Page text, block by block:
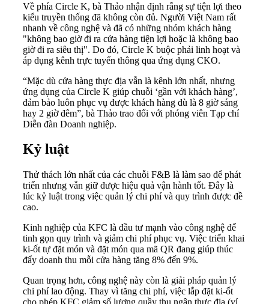
Về phía Circle K, bà Thảo nhận định rằng sự tiện lợi theo
kiểu truyền thống đã không còn đủ. Người Việt Nam rất
nhanh về công nghệ và đã có những nhóm khách hàng
"không bao giờ đi ra cửa hàng tiện lợi hoặc là không bao
giờ đi ra siêu thị". Do đó, Circle K buộc phải linh hoạt và
áp dụng kênh trực tuyến thông qua ứng dụng CKO.
“Mặc dù cửa hàng thực địa vẫn là kênh lớn nhất, nhưng
ứng dụng của Circle K giúp chuỗi ‘gần với khách hàng’,
đảm bảo luôn phục vụ được khách hàng dù là 8 giờ sáng
hay 2 giờ đêm”, bà Thảo trao đổi với phóng viên Tạp chí
Diễn đàn Doanh nghiệp.
Kỷ luật
Thử thách lớn nhất của các chuỗi F&B là làm sao để phát
triển nhưng vẫn giữ được hiệu quả vận hành tốt. Đây là
lúc kỷ luật trong việc quản lý chi phí và quy trình được đề
cao.
Kinh nghiệp của KFC là đầu tư mạnh vào công nghệ để
tinh gọn quy trình và giảm chi phí phục vụ. Việc triển khai
ki-ốt tự đặt món và đặt món qua mã QR đang giúp thúc
đẩy doanh thu mỗi cửa hàng tăng 8% đến 9%.
Quan trọng hơn, công nghệ này còn là giải pháp quản lý
chi phí lao động. Thay vì tăng chi phí, việc lắp đặt ki-ốt